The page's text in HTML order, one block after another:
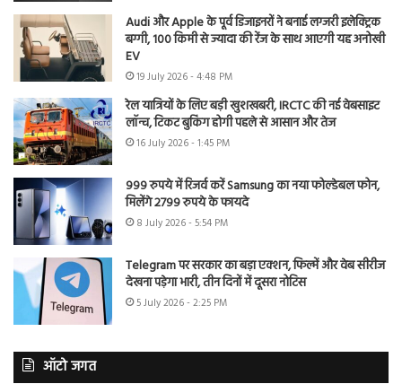
Audi और Apple के पूर्व डिजाइनरों ने बनाई लग्जरी इलेक्ट्रिक
बग्गी, 100 किमी से ज्यादा की रेंज के साथ आएगी यह अनोखी
EV
19 July 2026 - 4:48 PM
रेल यात्रियों के लिए बड़ी खुशखबरी, IRCTC की नई वेबसाइट
लॉन्च, टिकट बुकिंग होगी पहले से आसान और तेज
16 July 2026 - 1:45 PM
999 रुपये में रिजर्व करें Samsung का नया फोल्डेबल फोन,
मिलेंगे 2799 रुपये के फायदे
8 July 2026 - 5:54 PM
Telegram पर सरकार का बड़ा एक्शन, फिल्में और वेब सीरीज
देखना पड़ेगा भारी, तीन दिनों में दूसरा नोटिस
5 July 2026 - 2:25 PM
ऑटो जगत